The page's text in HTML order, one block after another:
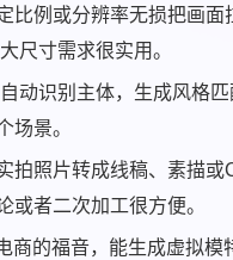
比例或分辨率无损把画面
尺寸需求很实用。
动识别主体，生成风格匹
场景。
拍照片转成线稿、素描或
或者二次加工很方便。
商的福音，能生成虚拟模